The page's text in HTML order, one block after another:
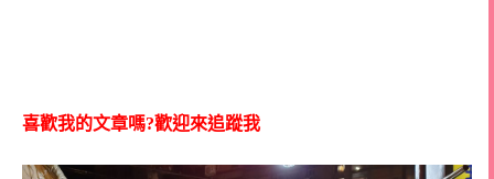
喜歡我的文章嗎?歡迎來追蹤我